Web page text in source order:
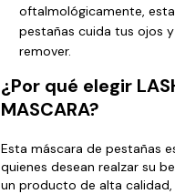
oftalmológicamente,
pestañas cuida tus ojos
remover.
¿Por qué elegir
MASCARA?
Esta máscara de pestañas
quienes desean realzar su
un producto de alta calidad,